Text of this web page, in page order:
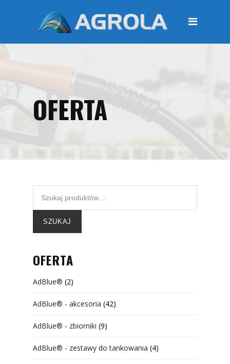
STRONA GŁÓWNA
OFERTA
Moje konto
OFERTA
SZUKAJ
OFERTA
AdBlue® (2)
AdBlue® - akcesoria (42)
AdBlue® - zbiorniki (9)
AdBlue® - zestawy do tankowania (4)